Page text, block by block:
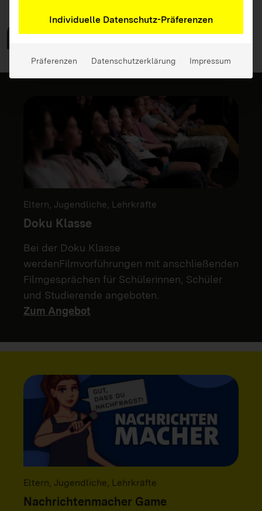
Zu allen Angeboten
Eltern, Jugendliche, Lehrkräfte
Doku Klasse
Bei der Doku Klasse
werdenFilmvorführungen mit anschließenden
Filmgesprächen für Schülerinnen, Schüler
und Studierende angeboten.
Zum Angebot
Eltern, Jugendliche, Lehrkräfte
Nachrichtenmacher Game
Individuelle Datenschutz-Präferenzen
Präferenzen Datenschutzerklärung Impressum